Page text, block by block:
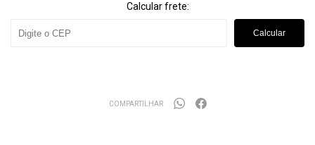
Calcular frete:
Calcular
COMPARTILHAR